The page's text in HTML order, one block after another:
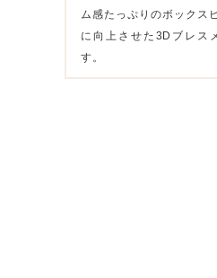
ム感たっぷりのボックス
に向上させた3Dブレス
す。